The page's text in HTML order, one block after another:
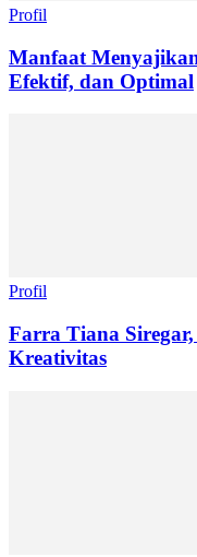
Profil
Manfaat
Efektif, dan Optimal
Profil
Farra Tiana
Kreativitas